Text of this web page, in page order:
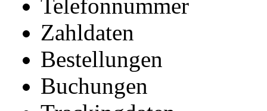
Telefonnummer
Zahldaten
Bestellungen
Buchungen